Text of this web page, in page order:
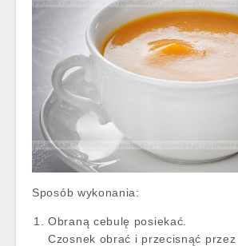
Sposób wykonania:
Obraną cebulę posiekać.
Czosnek obrać i przecisnąć przez